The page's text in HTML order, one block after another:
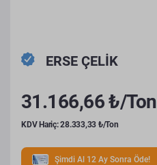
ERSE ÇELİK
31.166,66 ₺/Ton
KDV Hariç: 28.333,33 ₺/Ton
Şimdi Al 12 Ay Sonra Öde!